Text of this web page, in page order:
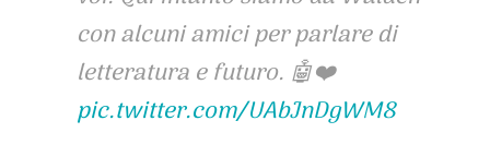
con alcuni amici per parlare di
letteratura e futuro. 🤖❤️
pic.twitter.com/UAbJnDgWM8